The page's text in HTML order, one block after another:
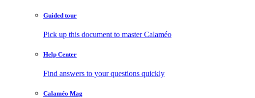
Guided tour
Pick up this document to master Calaméo
Help Center
Find answers to your questions quickly
Calaméo Mag